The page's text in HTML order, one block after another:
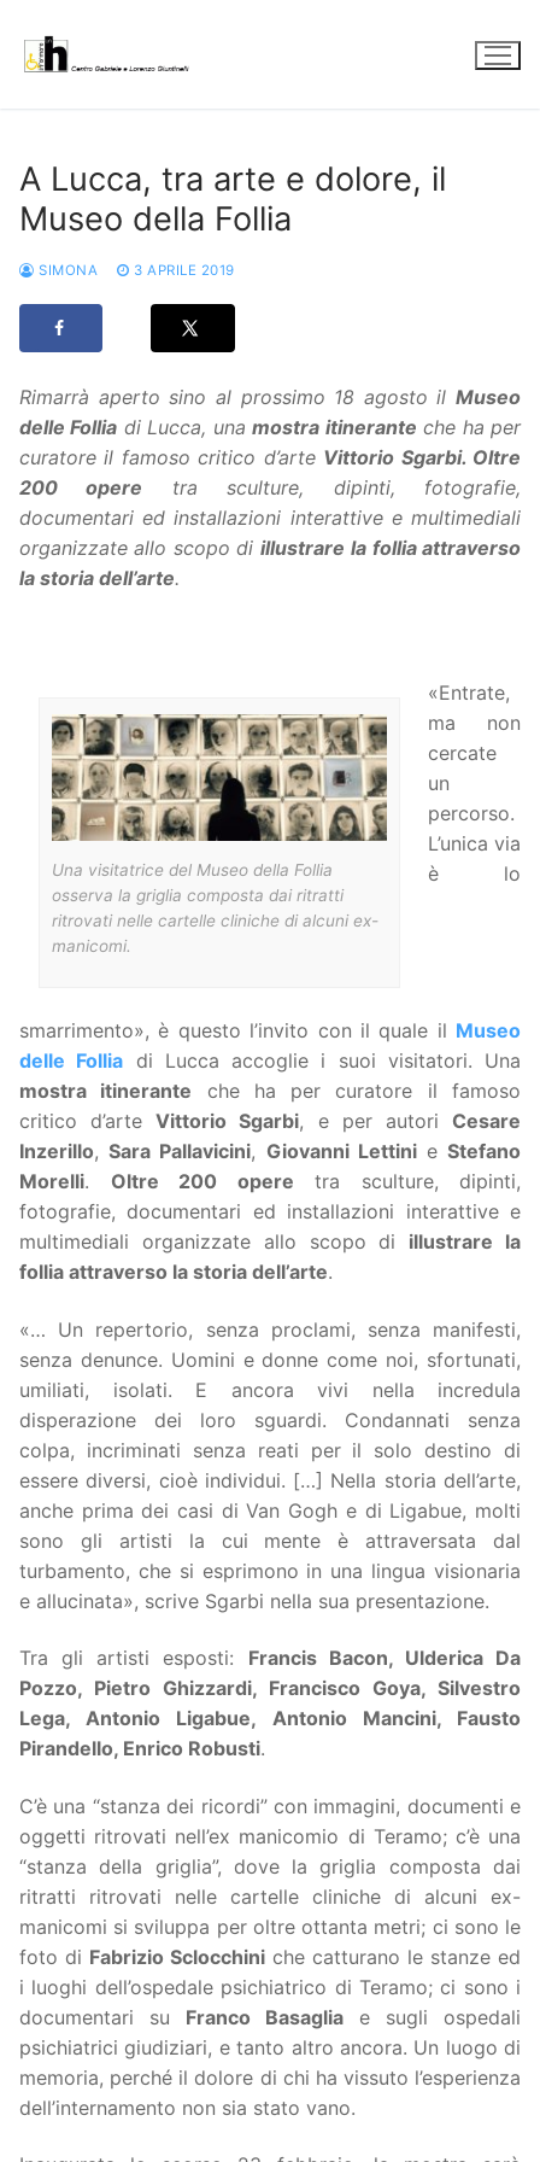
contenuto
A Lucca, tra arte e dolore, il
Museo della Follia
SIMONA 3 APRILE 2019
Rimarrà aperto sino al prossimo 18 agosto il Museo
delle Follia di Lucca, unamostra itinerante che ha per
curatore il famoso critico d’arte Vittorio Sgarbi. Oltre
200 opere tra sculture, dipinti, fotografie,
documentari ed installazioni interattive e multimediali
organizzate allo scopo di illustrare la follia attraverso
la storia dell’arte.
Una visitatrice del Museo della Follia
osserva la griglia composta dai ritratti
ritrovati nelle cartelle cliniche di alcuni ex-
manicomi.
«Entrate,
ma non
cercate
un
percorso.
L’unica via
è lo
smarrimento», è questo l’invito con il quale il Museo
delle Follia di Lucca accoglie i suoi visitatori. Una
mostra itinerante che ha per curatore il famoso
critico d’arteVittorio Sgarbi, e per autori Cesare
Inzerillo,Sara Pallavicini, Giovanni LettinieStefano
Morelli. Oltre 200 opere tra sculture, dipinti,
fotografie, documentari ed installazioni interattive e
multimediali organizzate allo scopo di illustrare la
follia attraverso la storia dell’arte.
«… Un repertorio, senza proclami, senza manifesti,
senza denunce. Uomini e donne come noi, sfortunati,
umiliati, isolati. E ancora vivi nella incredula
disperazione dei loro sguardi. Condannati senza
colpa, incriminati senza reati per il solo destino di
essere diversi, cioè individui. […] Nella storia dell’arte,
anche prima dei casi di Van Gogh e di Ligabue, molti
sono gli artisti la cui mente è attraversata dal
turbamento, che si esprimono in una lingua visionaria
e allucinata», scrive Sgarbi nella sua presentazione.
Tra gli artisti esposti: Francis Bacon, Ulderica Da
Pozzo, Pietro Ghizzardi, Francisco Goya, Silvestro
Lega, Antonio Ligabue, Antonio Mancini, Fausto
Pirandello, Enrico Robusti.
C’è una “stanza dei ricordi” con immagini, documenti e
oggetti ritrovati nell’ex manicomio di Teramo; c’è una
“stanza della griglia”, dove la griglia composta dai
ritratti ritrovati nelle cartelle cliniche di alcuni ex-
manicomi si sviluppa per oltre ottanta metri; ci sono le
foto di Fabrizio Sclocchini che catturano le stanze ed
i luoghi dell’ospedale psichiatrico di Teramo; ci sono i
documentari su Franco Basaglia e sugli ospedali
psichiatrici giudiziari, e tanto altro ancora. Un luogo di
memoria, perché il dolore di chi ha vissuto l’esperienza
dell’internamento non sia stato vano.